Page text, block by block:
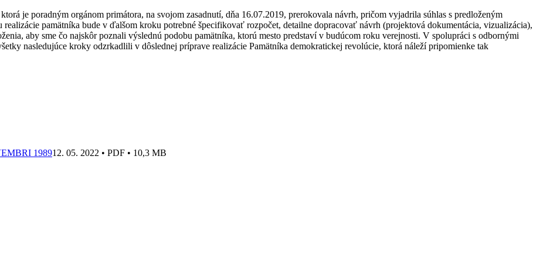
je poradným orgánom primátora, na svojom zasadnutí, dňa 16.07.2019, prerokovala návrh, pričom vyjadrila súhlas s predloženým
pamätníka bude v ďalšom kroku potrebné špecifikovať rozpočet, detailne dopracovať návrh (projektová dokumentácia, vizualizácia),
aby sme čo najskôr poznali výslednú podobu pamätníka, ktorú mesto predstaví v budúcom roku verejnosti. V spolupráci s odbornými
nasledujúce kroky odzrkadlili v dôslednej príprave realizácie Pamätníka demokratickej revolúcie, ktorá náleží pripomienke tak
198912. 05. 2022 • PDF • 10,3 MB